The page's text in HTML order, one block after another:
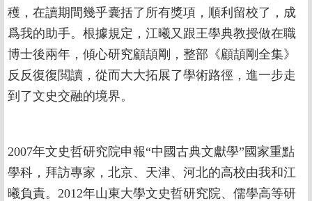
穫，在讀期間幾乎囊括了所有獎項，順利留校了，成
爲我的助手。根據規定，江曦又跟王學典教授做在職
博士後兩年，傾心研究顧頡剛，整部《顧頡剛全集》
反反復復閲讀，從而大大拓展了學術路徑，進一步走
到了文史交融的境界。
2007年文史哲研究院申報“中國古典文獻學”國家重點
學科，拜訪專家，北京、天津、河北的高校由我和江
曦負責。2012年山東大學文史哲研究院、儒學高等研